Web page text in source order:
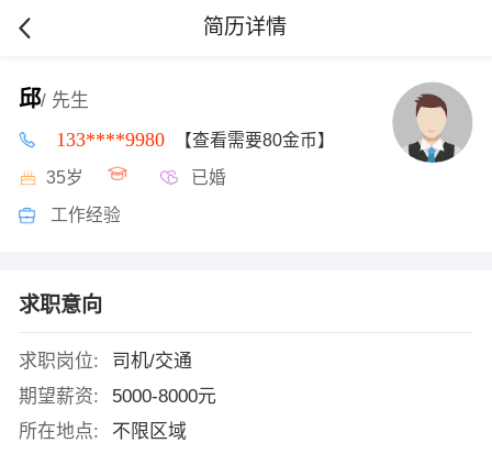
简历详情
邱/ 先生
133****9980 【查看需要80金币】
35岁 已婚
工作经验
求职意向
求职岗位:
司机/交通
期望薪资:
5000-8000元
所在地点:
不限区域